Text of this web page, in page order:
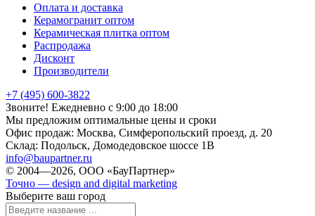
Оплата и доставка
Керамогранит оптом
Керамическая плитка оптом
Распродажа
Дисконт
Производители
+7 (495) 600-3822
Звоните! Ежедневно с 9:00 до 18:00
Мы предложим оптимальные цены и сроки
Офис продаж: Москва, Симферопольский проезд, д. 20
Склад: Подольск, Домодедовское шоссе 1В
info@baupartner.ru
© 2004—2026, ООО «БауПартнер»
Точно — design and digital marketing
Выберите ваш город